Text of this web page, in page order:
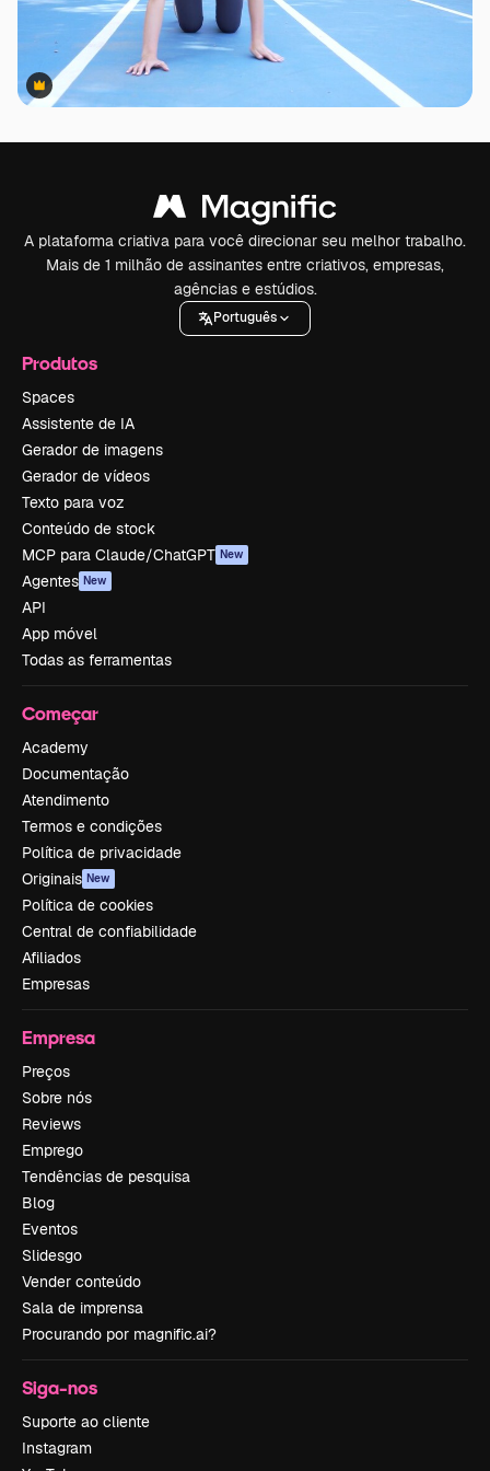
Premium
Premium
A plataforma criativa para você direcionar seu melhor trabalho.
Mais de 1 milhão de assinantes entre criativos, empresas,
agências e estúdios.
Português
Produtos
Spaces
Assistente de IA
Gerador de imagens
Gerador de vídeos
Texto para voz
Conteúdo de stock
MCP para Claude/ChatGPT New
Agentes New
API
App móvel
Todas as ferramentas
Começar
Academy
Documentação
Atendimento
Termos e condições
Política de privacidade
Originais New
Política de cookies
Central de confiabilidade
Afiliados
Empresas
Empresa
Preços
Sobre nós
Reviews
Emprego
Tendências de pesquisa
Blog
Eventos
Slidesgo
Vender conteúdo
Sala de imprensa
Procurando por magnific.ai?
Siga-nos
Suporte ao cliente
Instagram